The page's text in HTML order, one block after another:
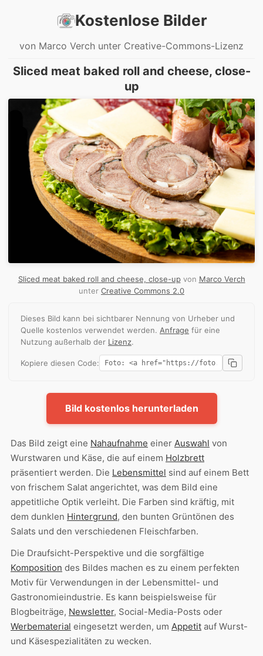
Kostenlose Bilder
von Marco Verch unter Creative-Commons-Lizenz
Sliced meat baked roll and cheese, close-
up
Sliced meat baked roll and cheese, close-upvon Marco Verch
unter Creative Commons 2.0
Dieses Bild kann bei sichtbarer Nennung von Urheber und
Quelle kostenlos verwendet werden. Anfrage für eine
Nutzung außerhalb der Lizenz.
Kopiere diesen Code:
Bild kostenlos herunterladen
Das Bild zeigt eine Nahaufnahme einer Auswahl von
Wurstwaren und Käse, die auf einem Holzbrett
präsentiert werden. Die Lebensmittel sind auf einem Bett
von frischem Salat angerichtet, was dem Bild eine
appetitliche Optik verleiht. Die Farben sind kräftig, mit
dem dunklen Hintergrund, den bunten Grüntönen des
Salats und den verschiedenen Fleischfarben.
Die Draufsicht-Perspektive und die sorgfältige
Komposition des Bildes machen es zu einem perfekten
Motiv für Verwendungen in der Lebensmittel- und
Gastronomieindustrie. Es kann beispielsweise für
Blogbeiträge, Newsletter, Social-Media-Posts oder
Werbematerial eingesetzt werden, um Appetit auf Wurst-
und Käsespezialitäten zu wecken.